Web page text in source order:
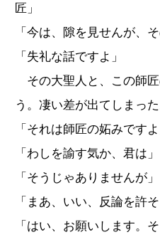
匠」
「今は、隙を見せんが、
「失礼な話ですよ」
その大聖人と、この師
う。凄い差が出てしまった
「それは師匠の妬みですよ
「わしを諭す気か、君は」
「そうじゃありませんが」
「まあ、いい、反論を許そ
「はい、お願いします。